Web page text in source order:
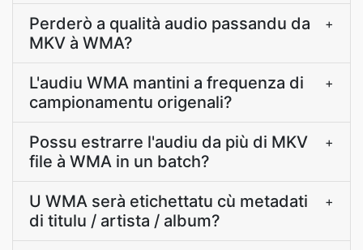
Perderò a qualità audio passandu da
MKV à WMA?
+
L'audiu WMA mantini a frequenza di
campionamentu origenali?
+
Possu estrarre l'audiu da più di MKV
file à WMA in un batch?
+
U WMA serà etichettatu cù metadati
di titulu / artista / album?
+